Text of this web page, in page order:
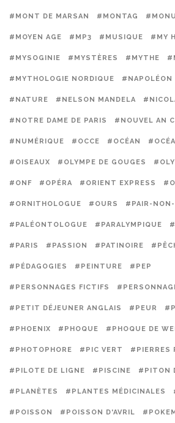
#MONT DE MARSAN #MONTAG
#MOYEN AGE #MP3 #MUSIQUE #MY
#MYSOGINIE #MYSTÈRES #MYTHE
#MYTHOLOGIE NORDIQUE #NAPOLÉON
#NATURE #NELSON MANDELA
#NOTRE DAME DE PARIS #NOUVEL AN
#NUMÉRIQUE #OCCE #OCÉAN
#OISEAUX #OLYMPE DE GOUGES
#ONF #OPÉRA #ORIENT EXPRESS
#ORNITHOLOGUE #OURS #PAIR-NON-
#PALÉONTOLOGUE #PARALYMPIQUE
#PARIS #PASSION #PATINOIRE
#PÉDAGOGIES #PEINTURE #PEP
#PERSONNAGES FICTIFS
#PETIT DÉJEUNER ANGLAIS #PEUR
#PHOENIX #PHOQUE #PHOQUE DE
#PHOTOPHORE #PIC VERT #PIERRES
#PILOTE DE LIGNE #PISCINE #PITON
#PLANÈTES #PLANTES MÉDICINALES
#POISSON #POISSON D'AVRIL